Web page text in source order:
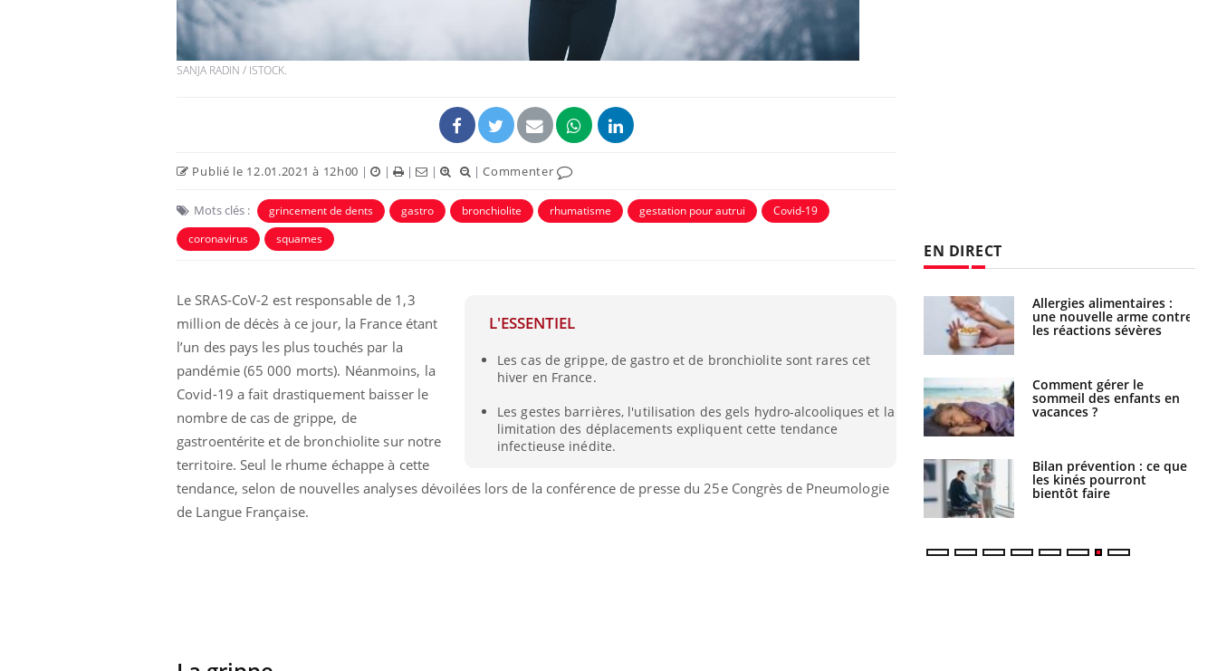
SANJA RADIN / ISTOCK.
Publié le 12.01.2021 à 12h00 | | | | |Commenter
Mots clés : grincement de dents gastro bronchiolite rhumatisme gestation pour autrui
Covid-19
coronavirus
squames
L'ESSENTIEL
Les cas de grippe, de gastro et de bronchiolite sont rares cet
hiver en France.
Les gestes barrières, l'utilisation des gels hydro-alcooliques et la
limitation des déplacements expliquent cette tendance
infectieuse inédite.
Le SRAS-CoV-2 est responsable de 1,3
million de décès à ce jour, la France étant
l’un des pays les plus touchés par la
pandémie (65 000 morts). Néanmoins, la
Covid-19 a fait drastiquement baisser le
nombre de cas de grippe, de
gastroentérite et de bronchiolite sur notre
territoire. Seul le rhume échappe à cette
tendance, selon de nouvelles analyses dévoilées lors de la conférence de presse du 25e Congrès de Pneumologie
de Langue Française.
EN DIRECT
Pourquoi manger moins
de protéines pourrait
finalement être bénéfique
que dit la science
Le smartphone nuit-il à
l'apprentissage de la
lecture ?
vacances, elle reste dans
le coma pendant 42 jours
Mordue par un
secourue grâce à un
réflexe essentiel
quelle est l’origine de la
contamination ?
vacances ?
les kinés pourront
bientôt faire
TDAH : quel est ce
traitement autorisé aux
États-Unis ?
Cerveau : le mystère de la
"madeleine de Proust"
enfin expliqué
Intolérance au gluten : les
nouvelles
recommandations de la